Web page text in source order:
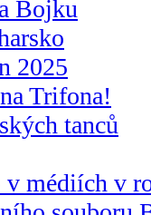
Bojku
2025
Trifona!
tanců
v médiích v